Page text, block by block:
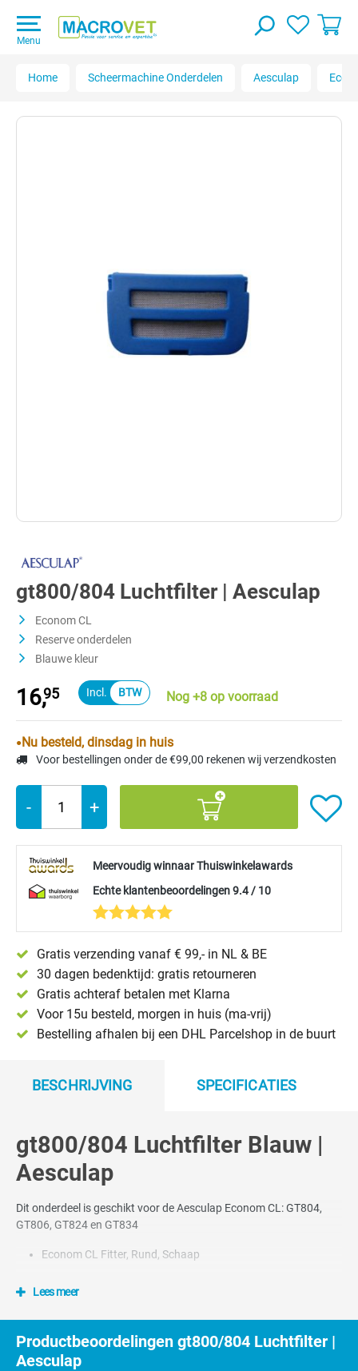
Menu
Home Scheermachine Onderdelen Aesculap
gt800/804 Luchtfilter | Aesculap
Econom CL
Reserve onderdelen
Blauwe kleur
16,95 Nog +8 op voorraad
Nu besteld, dinsdag in huis
Voor bestellingen onder de €99,00 rekenen wij verzendkosten
- +
Meervoudig winnaar Thuiswinkelawards
Echte klantenbeoordelingen 9.4 / 10
Gratis verzending vanaf € 99,- in NL & BE
30 dagen bedenktijd: gratis retourneren
Gratis achteraf betalen met Klarna
Voor 15u besteld, morgen in huis (ma-vrij)
Bestelling afhalen bij een DHL Parcelshop in de buurt
BESCHRIJVING SPECIFICATIES
gt800/804 Luchtfilter Blauw |
Aesculap
Dit onderdeel is geschikt voor de Aesculap Econom CL: GT804,
GT806, GT824 en GT834
Econom CL Fitter, Rund, Schaap
Lees meer
Productbeoordelingen gt800/804 Luchtfilter |
Aesculap